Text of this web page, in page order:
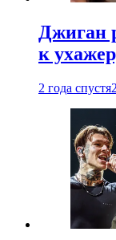
Джиган
к
2 года спустя